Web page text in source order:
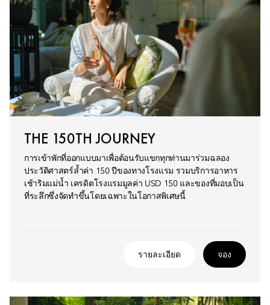
THE 150TH JOURNEY
การเข้าพักที่ออกแบบมาเพื่อต้อนรับแขกทุกท่านมาร่วมฉลอง
ประวัติศาสตร์ล้ำค่า 150 ปีของทางโรงแรม รวมบริการอาหาร
เช้าริมแม่น้ำ เครดิตโรงแรมมูลค่า USD 150 และของที่มอบเป็น
ที่ระลึกซึ่งจัดทำขึ้นโดยเฉพาะในโอกาสพิเศษนี้
รายละเอียด จอง